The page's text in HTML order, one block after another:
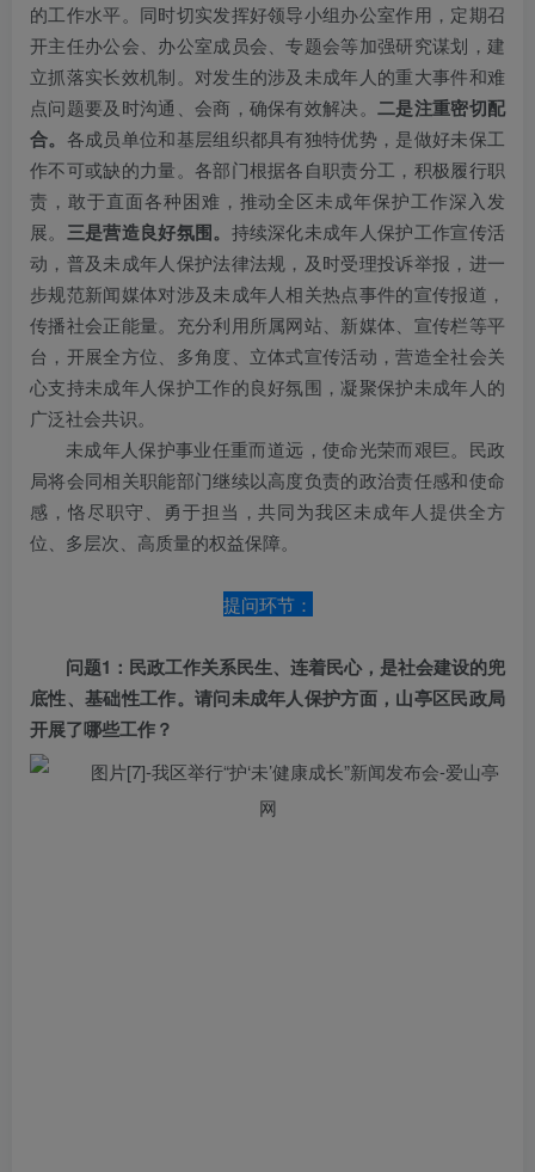
的工作水平。同时切实发挥好领导小组办公室作用，定期召
开主任办公会、办公室成员会、专题会等加强研究谋划，建
立抓落实长效机制。对发生的涉及未成年人的重大事件和难
点问题要及时沟通、会商，确保有效解决。二是注重密切配
合。 各成员单位和基层组织都具有独特优势，是做好未保工
作不可或缺的力量。各部门根据各自职责分工，积极履行职
责，敢于直面各种困难，推动全区未成年保护工作深入发
展。 三是营造良好氛围。 持续深化未成年人保护工作宣传活
动，普及未成年人保护法律法规，及时受理投诉举报，进一
步规范新闻媒体对涉及未成年人相关热点事件的宣传报道，
传播社会正能量。充分利用所属网站、新媒体、宣传栏等平
台，开展全方位、多角度、立体式宣传活动，营造全社会关
心支持未成年人保护工作的良好氛围，凝聚保护未成年人的
广泛社会共识。
未成年人保护事业任重而道远，使命光荣而艰巨。民政
局将会同相关职能部门继续以高度负责的政治责任感和使命
感，恪尽职守、勇于担当，共同为我区未成年人提供全方
位、多层次、高质量的权益保障。
提问环节：
问题1：民政工作关系民生、连着民心，是社会建设的兜
底性、基础性工作。请问未成年人保护方面，山亭区民政局
开展了哪些工作？